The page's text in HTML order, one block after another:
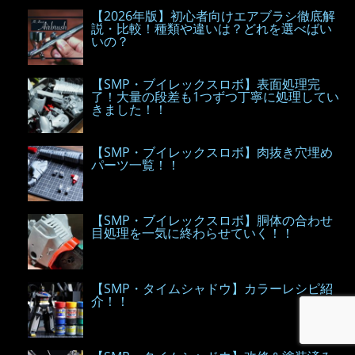
【2026年版】初心者向けエアブラシ徹底解
説・比較！種類や違いは？どれを選べばい
いの？
【SMP・ブイレックスロボ】表面処理完
了！大量の段差も1つずつ丁寧に処理してい
きました！！
【SMP・ブイレックスロボ】肉抜き穴埋め
パーツ一覧！！
【SMP・ブイレックスロボ】胴体の合わせ
目処理を一気に終わらせていく！！
【SMP・タイムシャドウ】カラーレシピ紹
介！！